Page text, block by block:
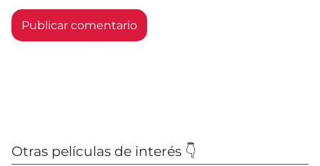
Otras películas de interés 👇